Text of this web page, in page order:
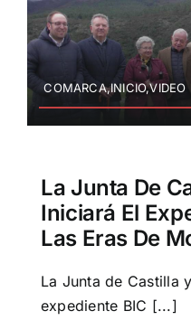
COMARCA,INICIO,VIDEO
La Junta De
Iniciará El
Las Eras De
La Junta de Castilla
expediente BIC [...]